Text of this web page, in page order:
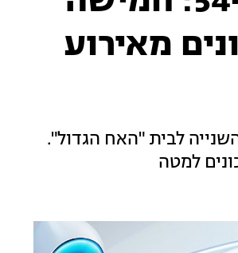
מאירוע
לבית "האח הגדול".
למטה